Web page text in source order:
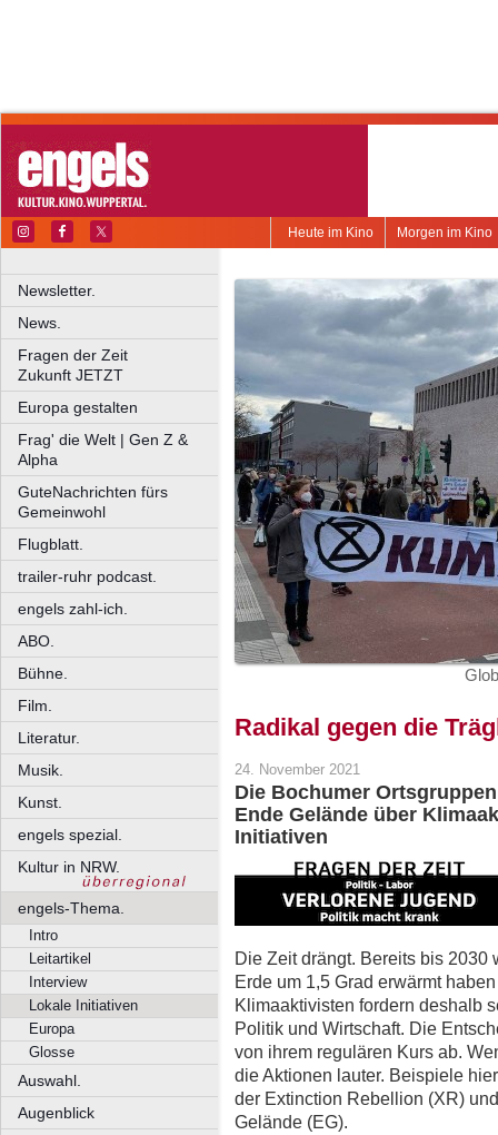
Morgen im Kino
Heute im Kino
Newsletter.
News.
Fragen der Zeit
Zukunft JETZT
Europa gestalten
Frag' die Welt | Gen Z &
Alpha
GuteNachrichten fürs
Gemeinwohl
Flugblatt.
trailer-ruhr podcast.
engels zahl-ich.
ABO.
Bühne.
Film.
Literatur.
Musik.
Kunst.
engels spezial.
Kultur in NRW.
engels-Thema.
Intro
Leitartikel
Interview
Lokale Initiativen
Europa
Glosse
Auswahl.
Augenblick
Radikal gegen die
24. November 2021
Die Bochumer
Ende Gelände über
Initiativen
Die Zeit drängt. Bereits bis
Erde um 1,5 Grad erwärmt
Klimaaktivisten fordern deshalb
Politik und Wirtschaft. Die
von ihrem regulären Kurs ab.
die Aktionen lauter. Beispiele
der Extinction Rebellion (XR)
Gelände (EG).